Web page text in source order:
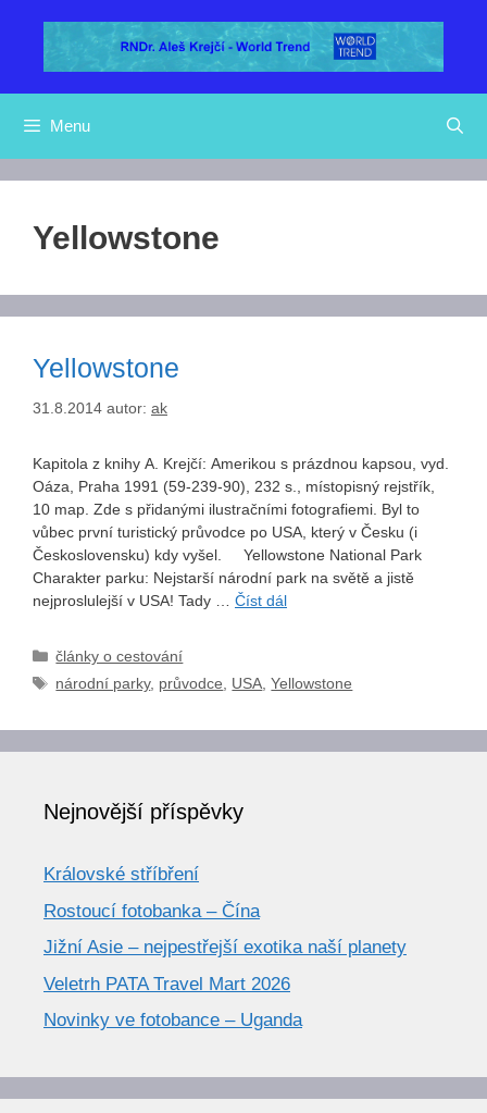
Menu
Yellowstone
Yellowstone
31.8.2014 autor: ak
Kapitola z knihy A. Krejčí: Amerikou s prázdnou kapsou, vyd.
Oáza, Praha 1991 (59-239-90), 232 s., místopisný rejstřík,
10 map. Zde s přidanými ilustračními fotografiemi. Byl to
vůbec první turistický průvodce po USA, který v Česku (i
Československu) kdy vyšel. Yellowstone National Park
Charakter parku: Nejstarší národní park na světě a jistě
nejproslulejší v USA! Tady … Číst dál
Rubriky
články o cestování
Štítky
národní parky, průvodce, USA,Yellowstone
Nejnovější příspěvky
Královské stříbření
Rostoucí fotobanka – Čína
Jižní Asie – nejpestřejší exotika naší planety
Veletrh PATA Travel Mart 2026
Novinky ve fotobance – Uganda